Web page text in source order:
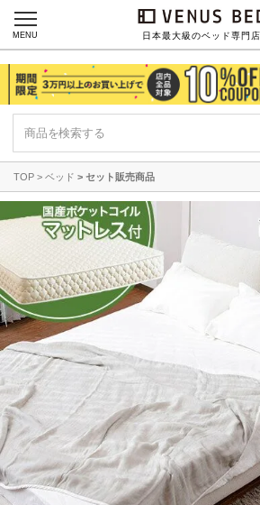
日本最大級のベッド専門店
MENU
TOP ベッド セット販売商品